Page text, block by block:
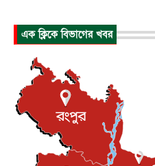
আন্তর্জাতিক
টি-টোয়েন্টি
বস্তিতে কেটেছে
বিনোদন
এক ক্লিকে বিভাগের খবর